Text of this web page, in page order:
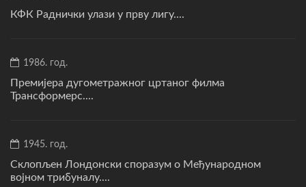
КФК Раднички улази у прву лигу....
1986. год.
Премијера дугометражног цртаног филма
Трансформерс....
1945. год.
Склопљен Лондонски споразум о Међународном
војном трибуналу....